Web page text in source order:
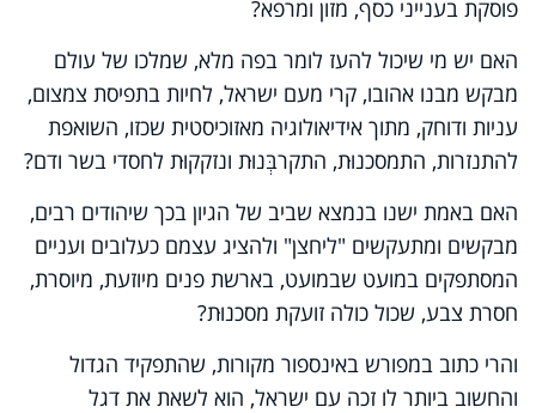
פוסקת בענייני כסף, מזון ומרפא?
האם יש מי שיכול להעז לומר בפה מלא, שמלכו של עולם
מבקש מבנו אהובו, קרי מעם ישראל, לחיות בתפיסת צמצום,
עניות ודוחק, מתוך אידיאולוגיה מאזוכיסטית שכזו, השואפת
להתנזרות, התמסכנוּת, התקרבְּנוּת ונזקקוּת לחסדי בשר ודם?
האם באמת ישנו בנמצא שביב של הגיון בכך שיהודים רבים,
מבקשים ומתעקשים "ליחצן" ולהציג עצמם כעלובים ועניים
המסתפקים במועט שבמועט, בארשת פנים מיוזעת, מיוסרת,
חסרת צבע, שכול כולה זועקת מסכנוּת?
והרי כתוב במפורש באינספור מקורות, שהתפקיד הגדול
והחשוב ביותר לו זכה עם ישראל, הוא לשאת את דגל